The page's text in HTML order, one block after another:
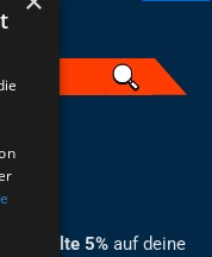
erhalte 5% auf deine